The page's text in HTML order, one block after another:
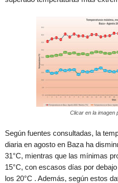
Clicar en la imagen
Según fuentes consultadas, la
diaria en agosto en Baza ha
31°C, mientras que las mínimas
15°C, con escasos días por
los 20°C . Además, según estos